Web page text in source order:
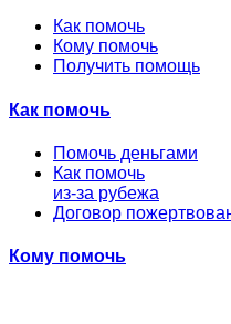
Как помочь
Кому помочь
Получить помощь
Как помочь
Помочь деньгами
Как помочь
из-за рубежа
Договор
Кому помочь